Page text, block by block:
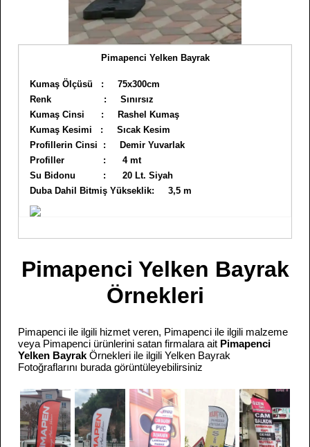
Pimapenci Yelken Bayrak
Kumaş Ölçüsü : 75x300cm
Renk : Sınırsız
Kumaş Cinsi : Rashel Kumaş
Kumaş Kesimi : Sıcak Kesim
Profillerin Cinsi : Demir Yuvarlak
Profiller : 4 mt
Su Bidonu : 20 Lt. Siyah
Duba Dahil Bitmiş Yükseklik: 3,5 m
Pimapenci Yelken Bayrak
Örnekleri
Pimapenci ile ilgili hizmet veren, Pimapenci ile ilgili malzeme
veya Pimapenci ürünlerini satan firmalara ait Pimapenci
Yelken Bayrak Örnekleri ile ilgili Yelken Bayrak
Fotoğraflarını burada görüntüleyebilirsiniz